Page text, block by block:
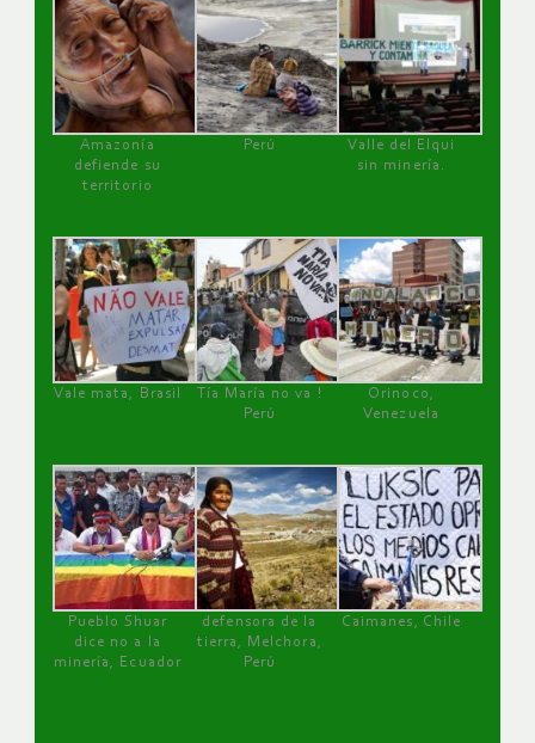
Amazonía
defiende su
territorio
Perú
Valle del Elqui
sin minería.
Vale mata, Brasil
Tía María no va !
Perú
Orinoco,
Venezuela
Pueblo Shuar
dice no a la
minería, Ecuador
defensora de la
tierra, Melchora,
Perú
Caimanes, Chile